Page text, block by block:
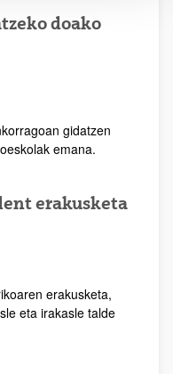
doako
gidatzen
emana.
erakusketa
erakusketa,
eta irakasle talde